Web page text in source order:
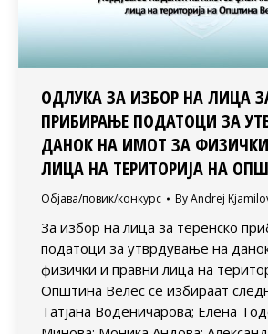
ОДЛУКА ЗА ИЗБОР НА ЛИЦА
ПРИБИРАЊЕ ПОДАТОЦИ ЗА
ДАНОК НА ИМОТ ЗА
ЛИЦА НА ТЕРИТОРИЈА НА
Објава/повик/конкурс ByAndrej
За избор на лица за теренско
податоци за утврдување на
физички и правни лица на
Општина Велес се избираат
Татјана Воденичарова; Елена